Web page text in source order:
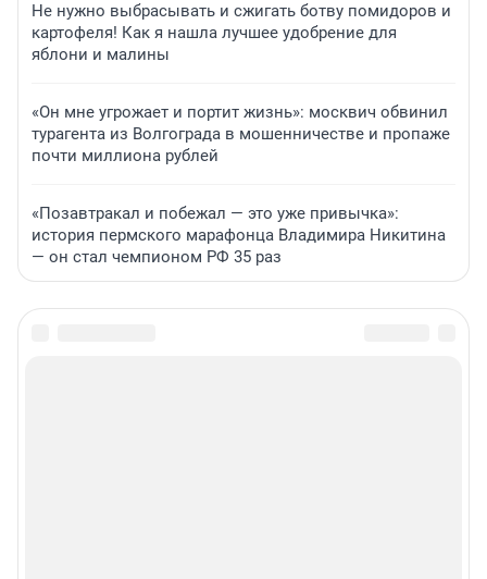
Не нужно выбрасывать и сжигать ботву помидоров и
картофеля! Как я нашла лучшее удобрение для
яблони и малины
«Он мне угрожает и портит жизнь»: москвич обвинил
турагента из Волгограда в мошенничестве и пропаже
почти миллиона рублей
«Позавтракал и побежал — это уже привычка»:
история пермского марафонца Владимира Никитина
— он стал чемпионом РФ 35 раз